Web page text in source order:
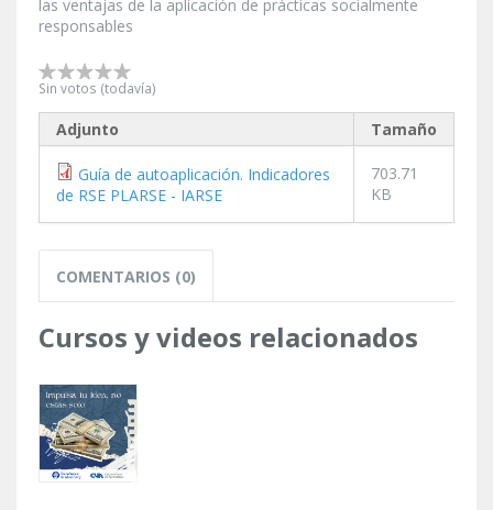
las ventajas de la aplicación de prácticas socialmente
responsables
Sin votos (todavía)
Adjunto Tamaño
Guía de autoaplicación. Indicadores
de RSE PLARSE - IARSE
703.71
KB
COMENTARIOS (0)
Cursos y videos relacionados